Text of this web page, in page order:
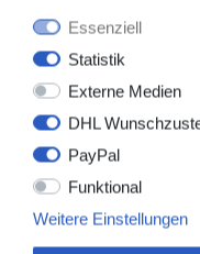
Vorteile auf einen Blick
✔ Hoher Tragekomfort
✔ Sicherheit durch
✔ Praktischer
Entleerung
✔ Langanhaltende
✔ Flexible
Essenziell
Statistik
Externe Medien
DHL
PayPal
Funktional
Weitere Einstellungen